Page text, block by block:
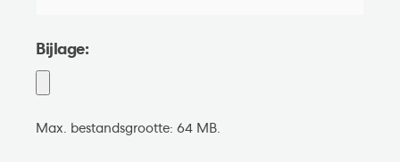
Bijlage:
Max. bestandsgrootte: 64 MB.